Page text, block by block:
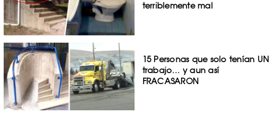
terriblemente mal
15 Personas que solo tenían UN
trabajo… y aun así
FRACASARON